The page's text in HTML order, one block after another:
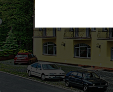
Diese Cookies
möchten, um Ihnen
Statistik
Um unser Angebot
dieser Cookies
unsere Inhalte
Übermittlung, der